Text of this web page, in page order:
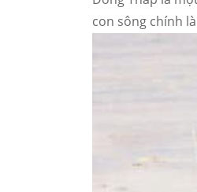
con sông chính